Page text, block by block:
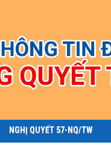
NGHỊ QUYẾT 57-NQ/TW